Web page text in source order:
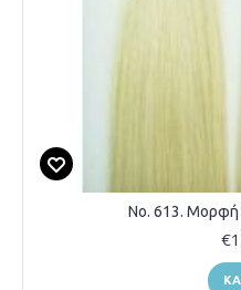
Νο. 613. Μορφή